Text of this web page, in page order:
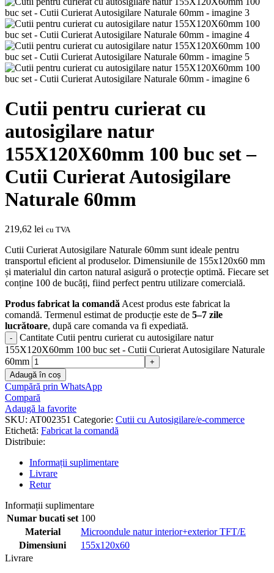
Cutii pentru curierat cu
autosigilare natur
155X120X60mm 100 buc set –
Cutii Curierat Autosigilare
Naturale 60mm
219,62 lei cu TVA
Cutii Curierat Autosigilare Naturale 60mm sunt ideale pentru
transportul eficient al produselor. Dimensiunile de 155x120x60 mm
și materialul din carton natural asigură o protecție optimă. Fiecare set
conține 100 de bucăți, fiind perfect pentru utilizare comercială.
Produs fabricat la comandăAcest produs este fabricat la
comandă. Termenul estimat de producție este de 5–7 zile
lucrătoare, după care comanda va fi expediată.
Cantitate Cutii pentru curierat cu autosigilare natur
155X120X60mm 100 buc set - Cutii Curierat Autosigilare Naturale
60mm
Adaugă în coș
Cumpără prin WhatsApp
Compară
Adaugă la favorite
SKU: AT002351 Categorie: Cutii cu Autosigilare/e-commerce
Etichetă: Fabricat la comandă
Distribuie:
Informații suplimentare
Livrare
Retur
Informații suplimentare
Numar bucati set 100
Material
Microondule natur interior+exterior TFT/E
Dimensiuni
155x120x60
Livrare